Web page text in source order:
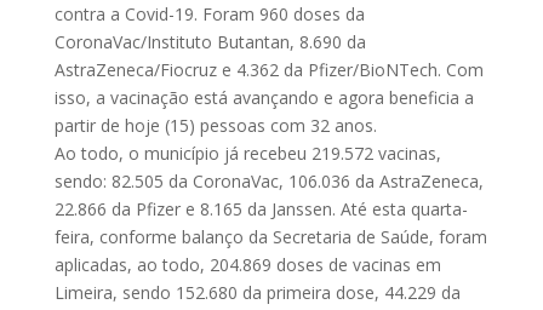
contra a Covid-19. Foram 960 doses da
CoronaVac/Instituto Butantan, 8.690 da
AstraZeneca/Fiocruz e 4.362 da Pfizer/BioNTech. Com
isso, a vacinação está avançando e agora beneficia a
partir de hoje (15) pessoas com 32 anos.
Ao todo, o município já recebeu 219.572 vacinas,
sendo: 82.505 da CoronaVac, 106.036 da AstraZeneca,
22.866 da Pfizer e 8.165 da Janssen. Até esta quarta-
feira, conforme balanço da Secretaria de Saúde, foram
aplicadas, ao todo, 204.869 doses de vacinas em
Limeira, sendo 152.680 da primeira dose, 44.229 da